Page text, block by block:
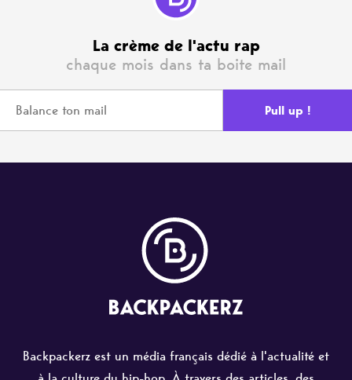
La crème de l'actu rap
chaque mois dans ta boite mail
Backpackerz est un média français dédié à l'actualité et